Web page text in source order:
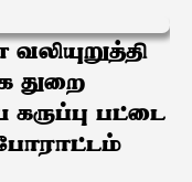
துறை
கருப்பு பட்டை